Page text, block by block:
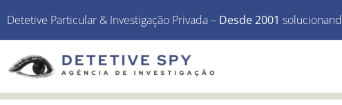
Detetive Particular & Investigação Privada – Desde 2001